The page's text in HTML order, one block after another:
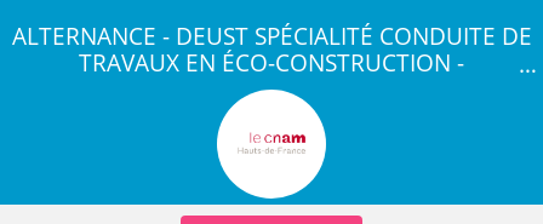
Annuler
ALTERNANCE - DEUST SPÉCIALITÉ CONDUITE DE
TRAVAUX EN ÉCO-CONSTRUCTION -
COUVERTURE ET ENVELOPPE EN ALTERNANCE